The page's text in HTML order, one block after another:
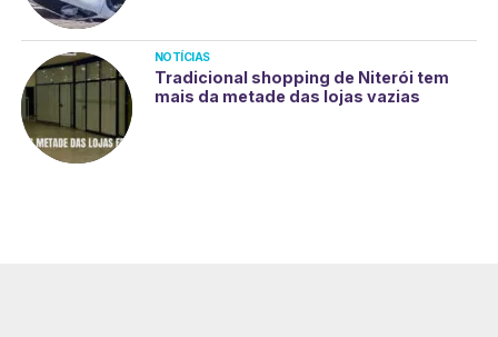
NOTÍCIAS
Tradicional shopping de Niterói tem
mais da metade das lojas vazias